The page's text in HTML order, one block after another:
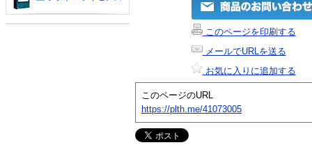
このページを印刷する
メールでURLを送る
お気に入りに追加する
このページのURL
https://plth.me/41073005